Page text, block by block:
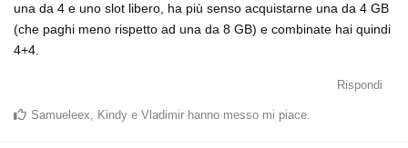
una da 4 e uno slot libero, ha più senso acquistarne una da 4 GB
(che paghi meno rispetto ad una da 8 GB) e combinate hai quindi
4+4.
Rispondi
Samueleex, Kindy e Vladimir hanno messo mi piace.